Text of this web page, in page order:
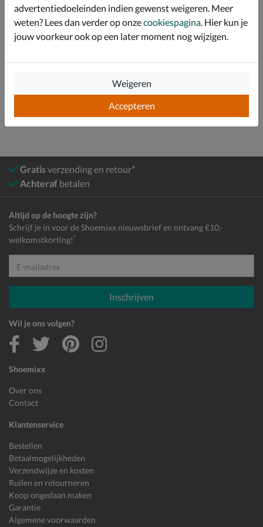
Specificaties
Over adidas
Bekijk meer
Schoenen Sneakers Lage sneakers
Gratisverzending en retour*
Achteraf betalen
Shoemixx
Over ons
Contact
Klantenservice
Bestellen
Betaalmogelijkheden
Verzendwijze en kosten
Ruilen en retourneren
Koop ongedaan maken
Garantie
Algemene voorwaarden
Altijd op de hoogte zijn?
Schrijf je in voor de Shoemixx nieuwsbrief en ontvang €10,-
welkomstkorting! *
E-mailadres
Inschrijven
Wil je ons volgen?
advertentiedoeleinden indien gewenst weigeren. Meer
weten? Lees dan verder op onzecookiespagina. Hier kun je
jouw voorkeur ook op een later moment nog wijzigen.
Accepteren
Weigeren